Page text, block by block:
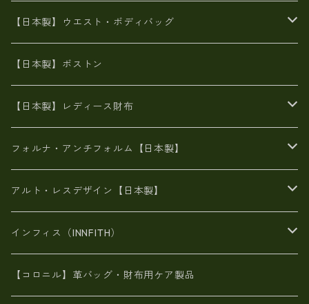
豊岡製
Ａ3サイズ
オイルレザー
エナメル
がま口
リネン
メタリック
スエード
6号蝋引き帆布
火山灰染めバッグ
8号帆布
財布ポシェット
牛革
メタリック
オイルレザー
６号蝋引き帆布
豊岡製品
エナメルクロコ
がま口
斜め掛け
帆布
豊岡
豊岡製
牛革
日本製
【日本製】ウエスト・ボディバッグ
帆布
【日本製】ボストン
【日本製】レディース財布
二つ折り財布
がま口財布
スペインレザー
長財布
スペインレザー
佐賀牛革
L字ファスナー財布
スペインレザー
ポーチ
フォルナ・アンチフォルム【日本製】
BAG
財布・小物
アルト・レスデザイン【日本製】
BAG
財布・小物
インフィス（INNFITH）
BAG
【コロニル】革バッグ・財布用ケア製品